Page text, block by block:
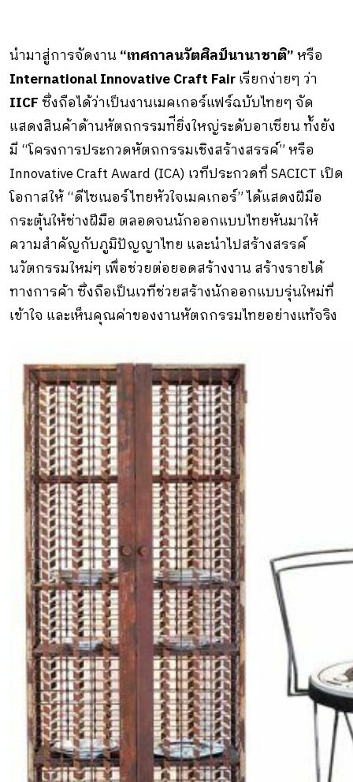
นํามาสู่การจัดงาน “เทศกาลนวัตศิลป์นานาชาติ”หรือ
International Innovative Craft Fairเรียกง่ายๆ ว่า
IICFซึ่งถือได้ว่าเป็นงานเมคเกอร์แฟร์ฉบับไทยๆ จัด
แสดงสินค้าด้านหัตถกรรมท่ียิ่งใหญ่ระดับอาเซียน ท้ังยัง
มี “โครงการประกวดหัตถกรรมเชิงสร้างสรรค์” หรือ
Innovative Craft Award (ICA) เวทีประกวดที่ SACICT เปิด
โอกาสให้ “ดีไซเนอร์ไทยหัวใจเมคเกอร์” ได้แสดงฝีมือ
กระตุ้นให้ช่างฝีมือ ตลอดจนนักออกแบบไทยหันมาให้
ความสำคัญกับภูมิปัญญาไทย และนําไปสร้างสรรค์
นวัตกรรมใหม่ๆ เพื่อช่วยต่อยอดสร้างงาน สร้างรายได้
ทางการค้า ซึ่งถือเป็นเวทีช่วยสร้างนักออกแบบรุ่นใหม่ที่
เข้าใจ และเห็นคุณค่าของงานหัตถกรรมไทยอย่างแท้จริง